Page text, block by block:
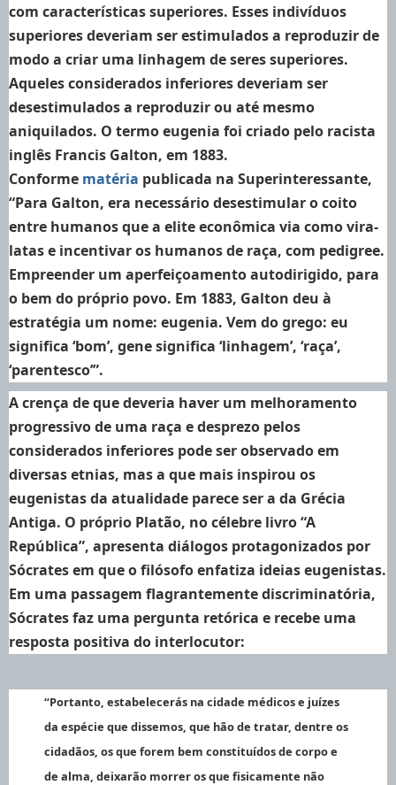
com características superiores. Esses indivíduos
superiores deveriam ser estimulados a reproduzir de
modo a criar uma linhagem de seres superiores.
Aqueles considerados inferiores deveriam ser
desestimulados a reproduzir ou até mesmo
aniquilados. O termo eugenia foi criado pelo racista
inglês Francis Galton, em 1883.
Conforme matéria publicada na Superinteressante,
“Para Galton, era necessário desestimular o coito
entre humanos que a elite econômica via como vira-
latas e incentivar os humanos de raça, com pedigree.
Empreender um aperfeiçoamento autodirigido, para
o bem do próprio povo. Em 1883, Galton deu à
estratégia um nome: eugenia. Vem do grego: eu
significa ‘bom’, gene significa ‘linhagem’, ‘raça’,
‘parentesco’”.
A crença de que deveria haver um melhoramento
progressivo de uma raça e desprezo pelos
considerados inferiores pode ser observado em
diversas etnias, mas a que mais inspirou os
eugenistas da atualidade parece ser a da Grécia
Antiga. O próprio Platão, no célebre livro “A
República”, apresenta diálogos protagonizados por
Sócrates em que o filósofo enfatiza ideias eugenistas.
Em uma passagem flagrantemente discriminatória,
Sócrates faz uma pergunta retórica e recebe uma
resposta positiva do interlocutor:
“Portanto, estabelecerás na cidade médicos e juízes
da espécie que dissemos, que hão de tratar, dentre os
cidadãos, os que forem bem constituídos de corpo e
de alma, deixarão morrer os que fisicamente não